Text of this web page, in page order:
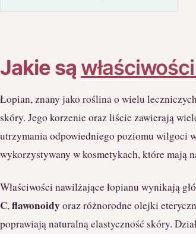
Jakie są
Łopian, znany jako roślina o wielu
skóry. Jego korzenie oraz liście zawierają
utrzymania odpowiedniego poziomu wilgoci
wykorzystywany w kosmetykach, które mają
Właściwości nawilżające łopianu wynikają
C,flawonoidyoraz różnorodne olejki
poprawiają naturalną elastyczność skóry.